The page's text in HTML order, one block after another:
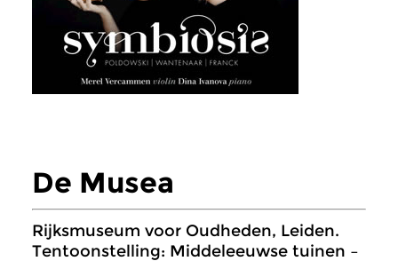
De Musea
Rijksmuseum voor Oudheden, Leiden.
Tentoonstelling: Middeleeuwse tuinen –